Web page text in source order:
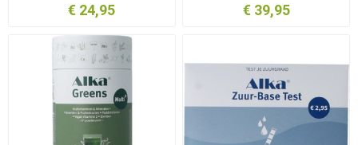
€ 24,95 € 39,95